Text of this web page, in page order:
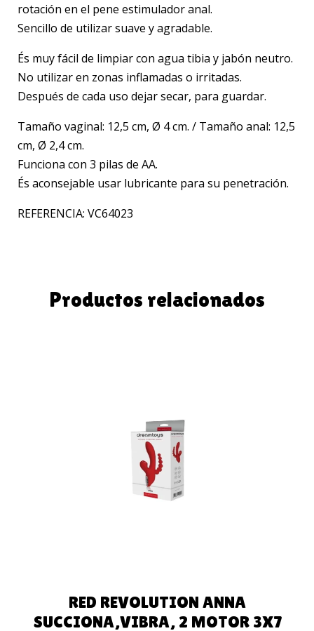
rotación en el pene estimulador anal.
Sencillo de utilizar suave y agradable.
És muy fácil de limpiar con agua tibia y jabón neutro.
No utilizar en zonas inflamadas o irritadas.
Después de cada uso dejar secar, para guardar.
Tamaño vaginal: 12,5 cm, Ø 4 cm. / Tamaño anal: 12,5
cm, Ø 2,4 cm.
Funciona con 3 pilas de AA.
És aconsejable usar lubricante para su penetración.
REFERENCIA: VC64023
Productos relacionados
AÑADIR AL
CARRITO
RED REVOLUTION ANNA
SUCCIONA,VIBRA, 2 MOTOR 3X7